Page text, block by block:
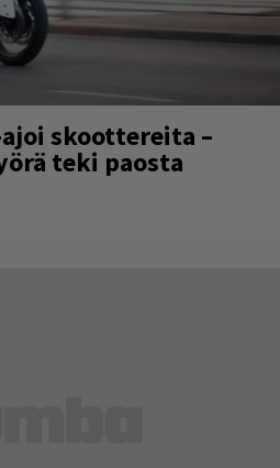
skoottereita –
teki paosta